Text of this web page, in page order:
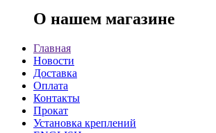
О нашем магазине
Главная
Новости
Доставка
Оплата
Контакты
Прокат
Установка креплений